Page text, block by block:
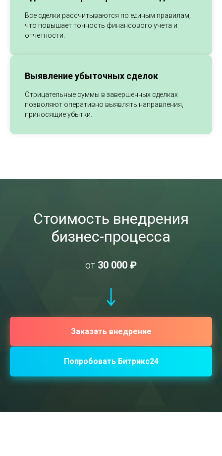
Все сделки рассчитываются по единым правилам,
что повышает точность финансового учета и
отчетности.
Выявление убыточных сделок
Отрицательные суммы в завершенных сделках
позволяют оперативно выявлять направления,
приносящие убытки.
Стоимость внедрения
бизнес-процесса
от 30 000 ₽
Заказать внедрение
Попробовать Битрикс24